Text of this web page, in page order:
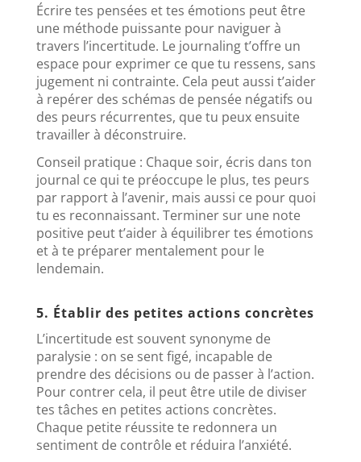
Écrire tes pensées et tes émotions peut être
une méthode puissante pour naviguer à
travers l’incertitude. Le journaling t’offre un
espace pour exprimer ce que tu ressens, sans
jugement ni contrainte. Cela peut aussi t’aider
à repérer des schémas de pensée négatifs ou
des peurs récurrentes, que tu peux ensuite
travailler à déconstruire.
Conseil pratique : Chaque soir, écris dans ton
journal ce qui te préoccupe le plus, tes peurs
par rapport à l’avenir, mais aussi ce pour quoi
tu es reconnaissant. Terminer sur une note
positive peut t’aider à équilibrer tes émotions
et à te préparer mentalement pour le
lendemain.
5. Établir des petites actions concrètes
L’incertitude est souvent synonyme de
paralysie : on se sent figé, incapable de
prendre des décisions ou de passer à l’action.
Pour contrer cela, il peut être utile de diviser
tes tâches en petites actions concrètes.
Chaque petite réussite te redonnera un
sentiment de contrôle et réduira l’anxiété.